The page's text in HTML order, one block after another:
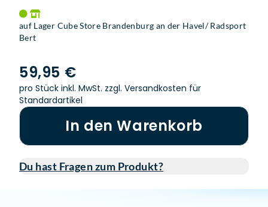
auf Lager Cube Store Brandenburg an der Havel/ Radsport
Bert
59,95 €
pro Stück inkl. MwSt. zzgl. Versandkosten für
Standardartikel
In den Warenkorb
Du hast Fragen zum Produkt?